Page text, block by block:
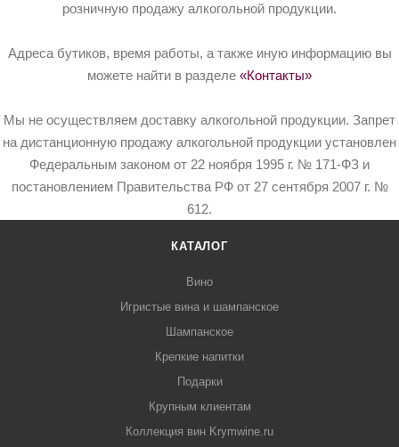
розничную продажу алкогольной продукции.
Адреса бутиков, время работы, а также иную информацию вы
можете найти в разделе «Контакты»
Мы не осуществляем доставку алкогольной продукции. Запрет
на дистанционную продажу алкогольной продукции установлен
Федеральным законом от 22 ноября 1995 г. № 171-ФЗ и
постановлением Правительства РФ от 27 сентября 2007 г. №
612.
КАТАЛОГ
Вино
Игристые вина и шампанское
Шампанское
Крепкие напитки
Подарки
Крупным клиентам
Коллекция вин Krymwine.ru